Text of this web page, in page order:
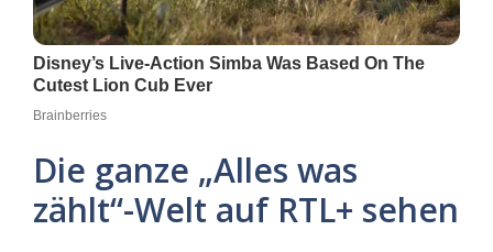
Die ganze „Alles was
zählt“-Welt auf RTL+ sehen